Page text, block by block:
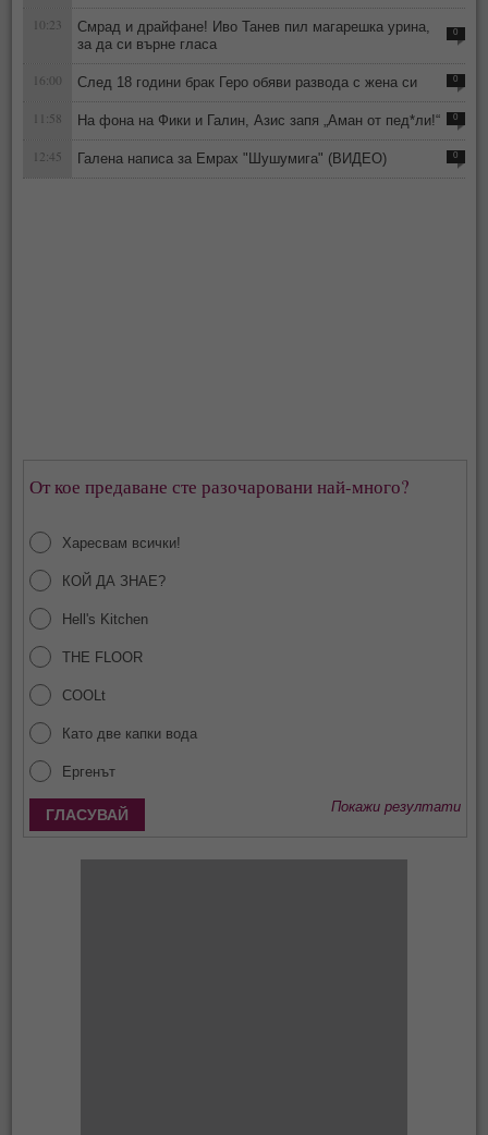
10:23
Смрад и драйфане! Иво Танев пил магарешка урина,
за да си върне гласа
0
16:00 След 18 години брак Геро обяви развода с жена си 0
11:58 На фона на Фики и Галин, Азис запя „Аман от пед*ли!“ 0
12:45 Галена написа за Емрах "Шушумига" (ВИДЕО) 0
От кое предаване сте разочаровани най-много?
Харесвам всички!
КОЙ ДА ЗНАЕ?
Hell's Kitchen
THE FLOOR
COOLt
Като две капки вода
Ергенът
Покажи резултати